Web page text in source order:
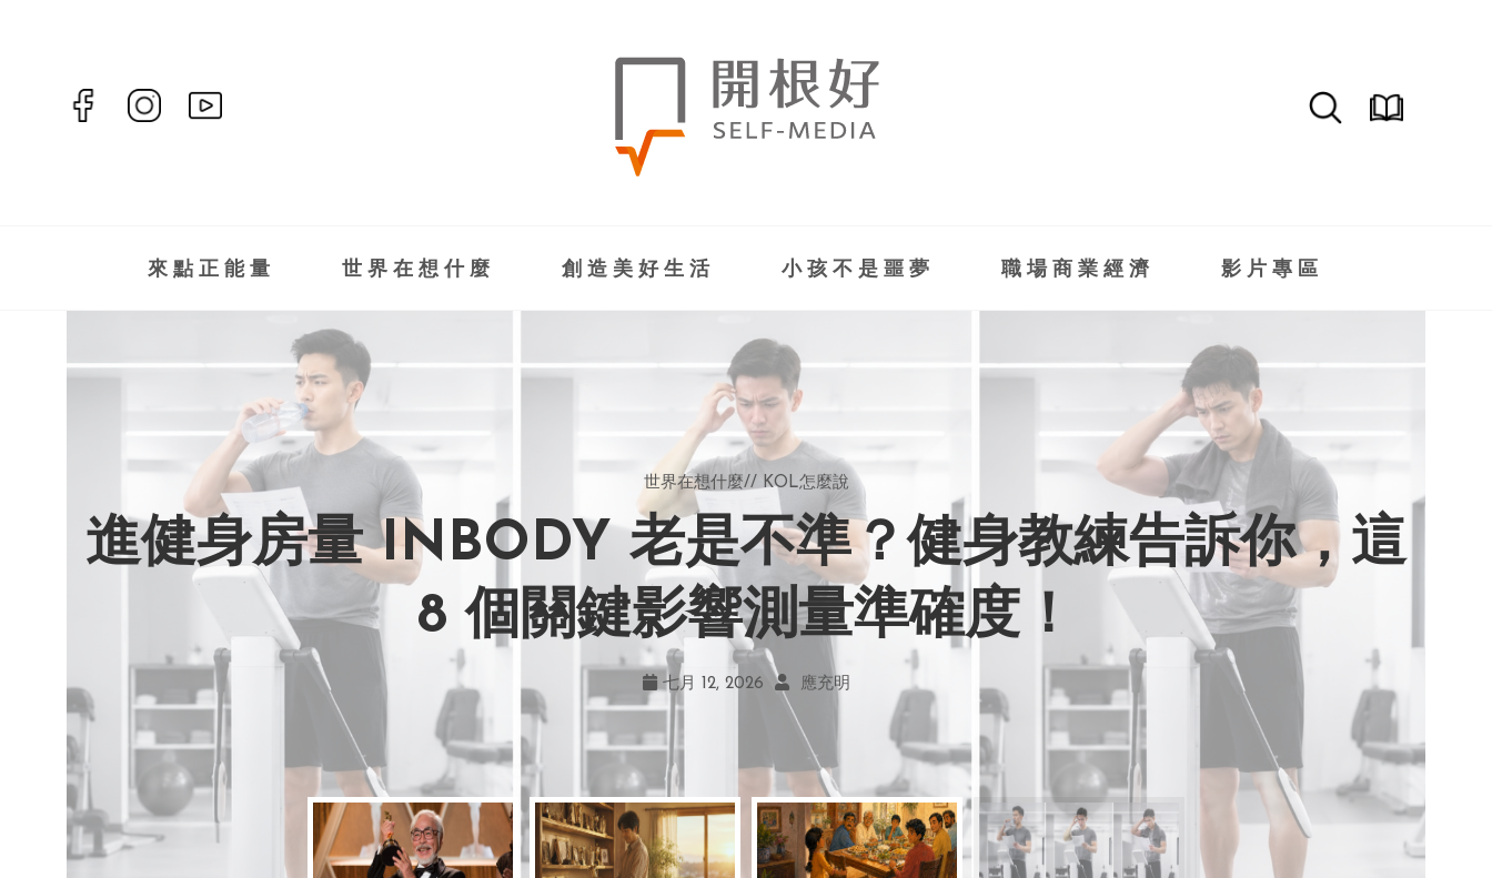
來點正能量 世界在想什麼 創造美好生活 小孩不是噩夢 職場商業經濟 影片專區
世界在想什麼//地球村發生的事
AI 複製吉卜力畫風引爭議！宮崎駿用七年證明：人腦
創作仍無可取代
七月 19, 2026 菲利浦．科特勒
來點正能量//與自己和解
別讓過去的榮耀嘲笑現在！學會捨棄獎盃，活出當下
的真實幸福
七月 17, 2026 亞瑟．布魯克斯
來點正能量// 女力至上
改變不用驚天動地！《米娜家的星期六》看小女孩如
何勇敢跨出第一步
七月 22, 2026 不正田心
世界在想什麼// KOL怎麼說
進健身房量 INBODY 老是不準？健身教練告訴你，這
8 個關鍵影響測量準確度！
七月 12, 2026 應充明